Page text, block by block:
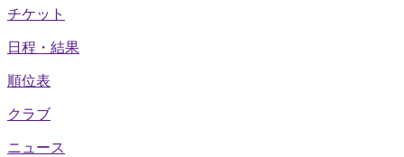
チケット
日程・結果
順位表
クラブ
ニュース